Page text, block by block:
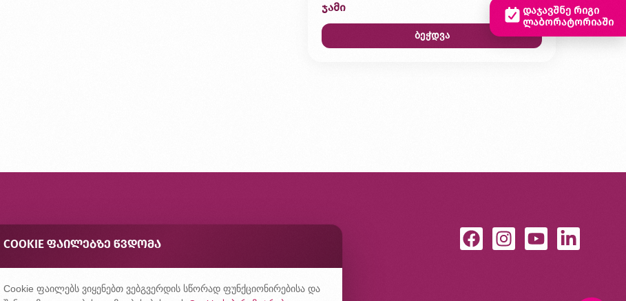
ჯამი 0,00 ₾
ბეჭდვა
ხშირად დასმული კითხვები
კონფიდენციალურობის პოლიტიკა
დაჯავშნე რიგი
ლაბორატორიაში
COOKIE ᲤᲐᲘᲚᲔᲑᲖᲔ ᲬᲕᲓᲝᲛᲐ
Cookie ფაილებს ვიყენებთ ვებგვერდის სწორად ფუნქციონირებისა და